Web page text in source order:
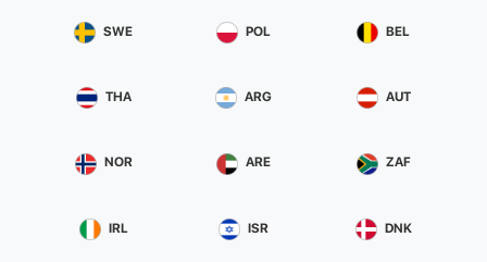
SWE POL BEL
THA ARG AUT
NOR ARE ZAF
IRL ISR DNK